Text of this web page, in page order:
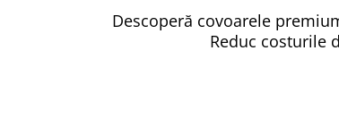
Descoperă covoarele
Reduc costurile